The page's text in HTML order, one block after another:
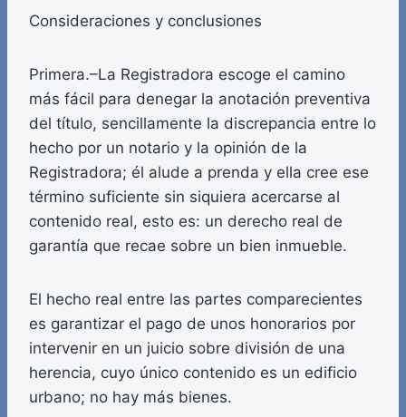
Consideraciones y conclusiones
Primera.–La Registradora escoge el camino
más fácil para denegar la anotación preventiva
del título, sencillamente la discrepancia entre lo
hecho por un notario y la opinión de la
Registradora; él alude a prenda y ella cree ese
término suficiente sin siquiera acercarse al
contenido real, esto es: un derecho real de
garantía que recae sobre un bien inmueble.
El hecho real entre las partes comparecientes
es garantizar el pago de unos honorarios por
intervenir en un juicio sobre división de una
herencia, cuyo único contenido es un edificio
urbano; no hay más bienes.